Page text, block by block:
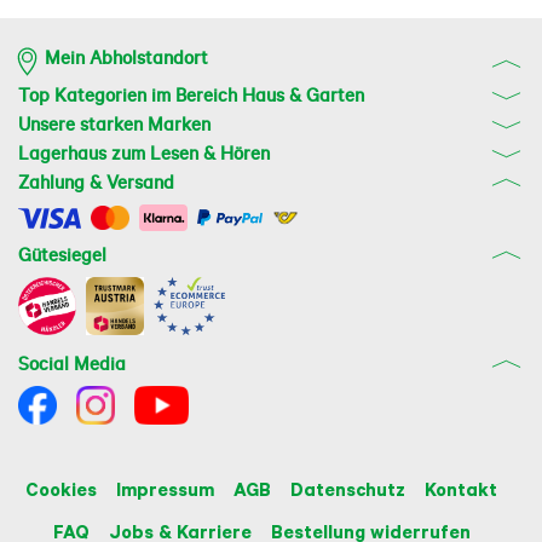
Mein Abholstandort
Top Kategorien im Bereich Haus & Garten
Unsere starken Marken
Lagerhaus zum Lesen & Hören
Zahlung & Versand
Gütesiegel
Social Media
Cookies Impressum AGB Datenschutz
Kontakt
FAQ
Jobs & Karriere Bestellung widerrufen